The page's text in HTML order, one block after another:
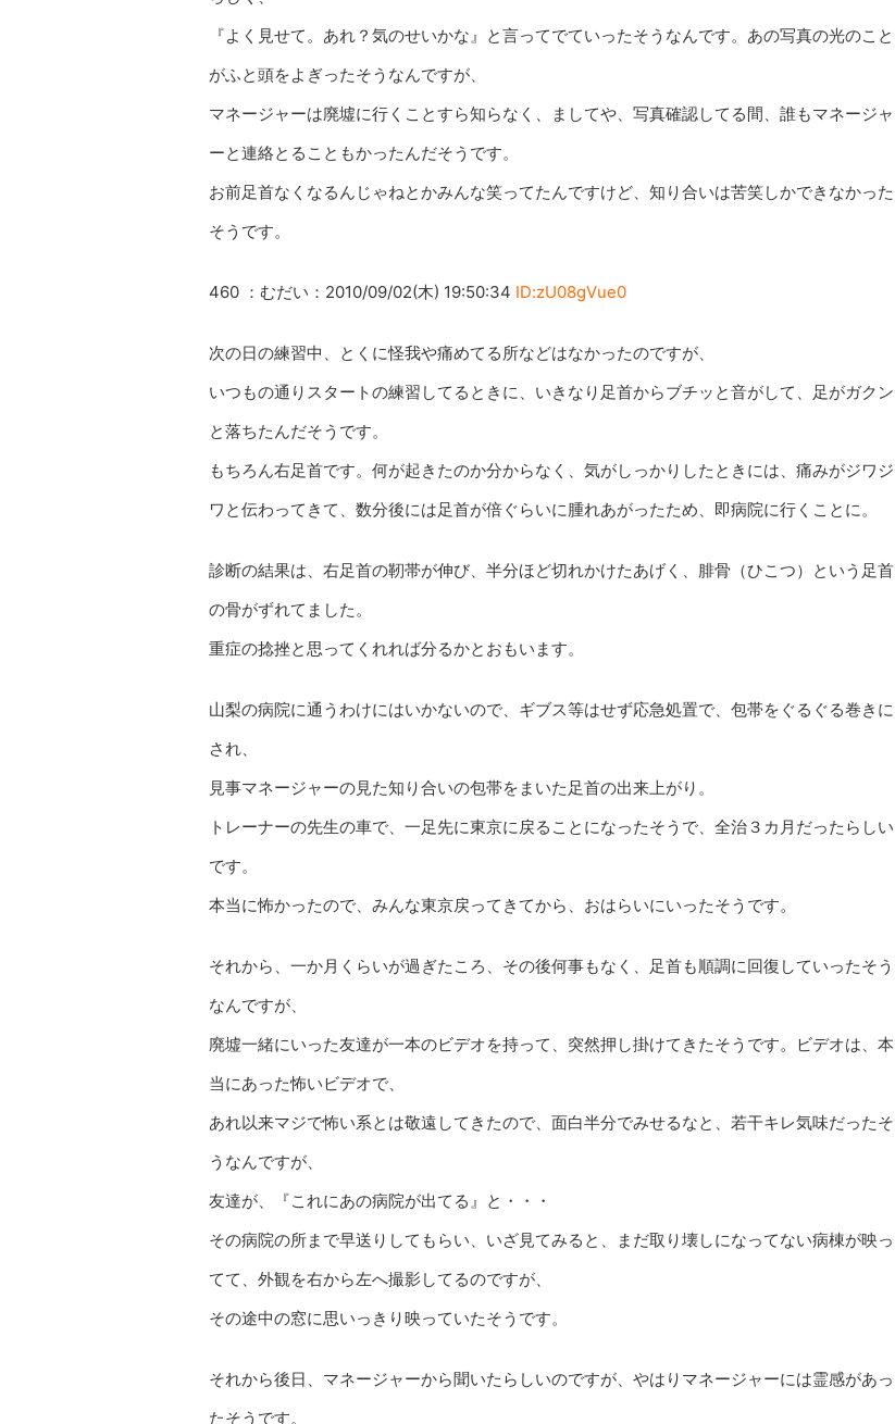
『よく見せて。あれ？気のせいかな』と言ってでていったそうなんです。あの写真の光のこと
がふと頭をよぎったそうなんですが、
マネージャーは廃墟に行くことすら知らなく、ましてや、写真確認してる間、誰もマネージャ
ーと連絡とることもかったんだそうです。
お前足首なくなるんじゃねとかみんな笑ってたんですけど、知り合いは苦笑しかできなかった
そうです。
460 ：むだい：2010/09/02(木) 19:50:34 ID:zU08gVue0
次の日の練習中、とくに怪我や痛めてる所などはなかったのですが、
いつもの通りスタートの練習してるときに、いきなり足首からブチッと音がして、足がガクン
と落ちたんだそうです。
もちろん右足首です。何が起きたのか分からなく、気がしっかりしたときには、痛みがジワジ
ワと伝わってきて、数分後には足首が倍ぐらいに腫れあがったため、即病院に行くことに。
診断の結果は、右足首の靭帯が伸び、半分ほど切れかけたあげく、腓骨（ひこつ）という足首
の骨がずれてました。
重症の捻挫と思ってくれれば分るかとおもいます。
山梨の病院に通うわけにはいかないので、ギブス等はせず応急処置で、包帯をぐるぐる巻きに
され、
見事マネージャーの見た知り合いの包帯をまいた足首の出来上がり。
トレーナーの先生の車で、一足先に東京に戻ることになったそうで、全治３カ月だったらしい
です。
本当に怖かったので、みんな東京戻ってきてから、おはらいにいったそうです。
それから、一か月くらいが過ぎたころ、その後何事もなく、足首も順調に回復していったそう
なんですが、
廃墟一緒にいった友達が一本のビデオを持って、突然押し掛けてきたそうです。ビデオは、本
当にあった怖いビデオで、
あれ以来マジで怖い系とは敬遠してきたので、面白半分でみせるなと、若干キレ気味だったそ
うなんですが、
友達が、『これにあの病院が出てる』と・・・
その病院の所まで早送りしてもらい、いざ見てみると、まだ取り壊しになってない病棟が映っ
てて、外観を右から左へ撮影してるのですが、
その途中の窓に思いっきり映っていたそうです。
それから後日、マネージャーから聞いたらしいのですが、やはりマネージャーには霊感があっ
たそうです。